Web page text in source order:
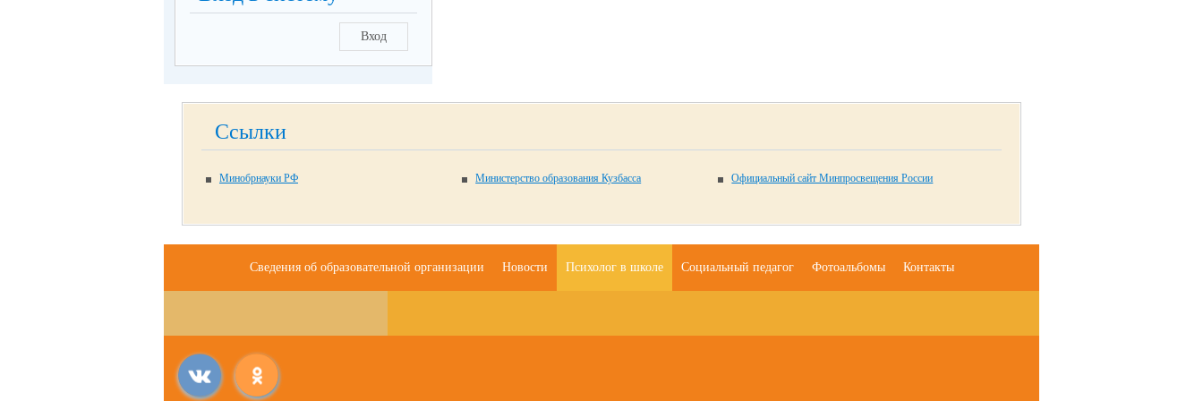
Вход
Ссылки
Минобрнауки РФ Министерство образования Кузбасса Официальный сайт Минпросвещения России
Сведения об образовательной организации Новости Психолог в школе Социальный педагог Фотоальбомы Контакты